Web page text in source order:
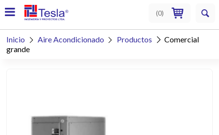
(0)
Inicio  Aire Acondicionado  Productos  Comercial
grande